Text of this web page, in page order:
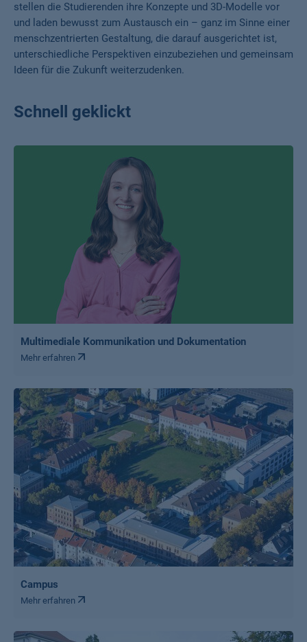
stellen die Studierenden ihre Konzepte und 3D-Modelle vor
und laden bewusst zum Austausch ein – ganz im Sinne einer
menschzentrierten Gestaltung, die darauf ausgerichtet ist,
unterschiedliche Perspektiven einzubeziehen und gemeinsam
Ideen für die Zukunft weiterzudenken.
Schnell geklickt
Multimediale Kommunikation und Dokumentation
Mehr erfahren
Campus
Mehr erfahren